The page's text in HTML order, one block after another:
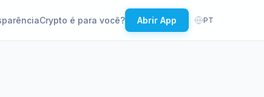
Crypto é para você? Abrir App PT